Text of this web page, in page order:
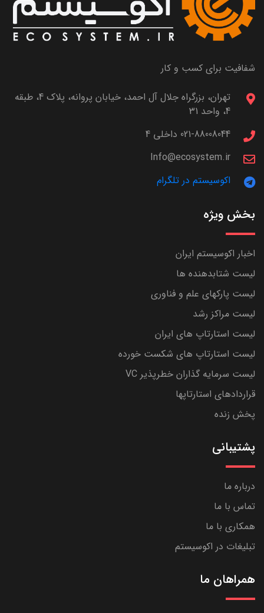
شفافیت برای کسب و کار
تهران، بزرگراه جلال آل احمد، خیابان پروانه، پلاک 4، طبقه
4، واحد 31
021-88008044 داخلی 4
Info@ecosystem.ir
اکوسیستم در تلگرام
بخش ویژه
اخبار اکوسیستم ایران
لیست شتابدهنده ها
لیست پارکهای علم و فناوری
لیست مراکز رشد
لیست استارتاپ های ایران
لیست استارتاپ های شکست خورده
لیست سرمایه گذاران خطرپذیر VC
قراردادهای استارتاپها
پخش زنده
پشتیبانی
درباره ما
تماس با ما
همکاری با ما
تبلیغات در اکوسیستم
همراهان ما